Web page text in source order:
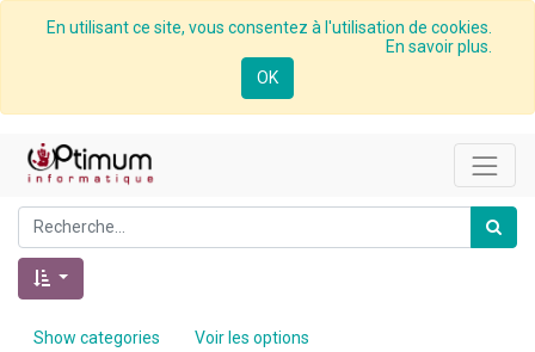
En utilisant ce site, vous consentez à l'utilisation de cookies.
En savoir plus.
OK
Show categories Voir les options